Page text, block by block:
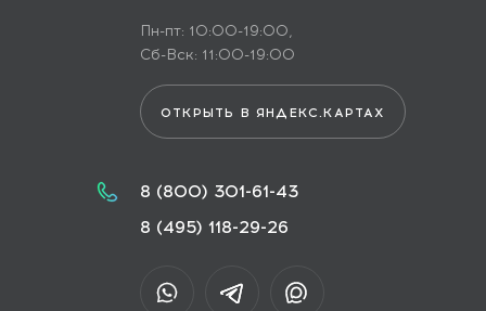
Пн-пт: 10:00-19:00,
Сб-Вск: 11:00-19:00
ОТКРЫТЬ В ЯНДЕКС.КАРТАХ
8 (800) 301-61-43
8 (495) 118-29-26